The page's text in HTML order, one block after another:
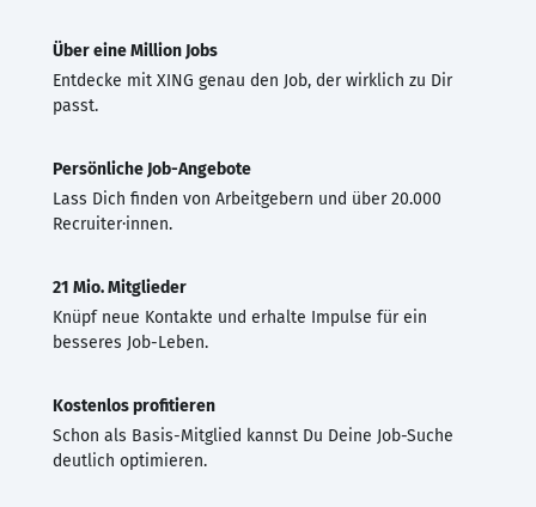
Über eine Million Jobs
Entdecke mit XING genau den Job, der wirklich zu Dir
passt.
Persönliche Job-Angebote
Lass Dich finden von Arbeitgebern und über 20.000
Recruiter·innen.
21 Mio. Mitglieder
Knüpf neue Kontakte und erhalte Impulse für ein
besseres Job-Leben.
Kostenlos profitieren
Schon als Basis-Mitglied kannst Du Deine Job-Suche
deutlich optimieren.